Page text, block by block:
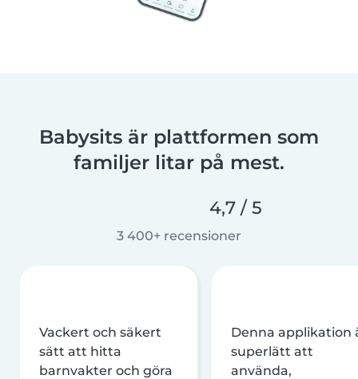
Babysits är plattformen som
familjer litar på mest.
4,7 / 5
3 400+ recensioner
Vackert och säkert
sätt att hitta
barnvakter och göra
Denna applikation
superlätt att
använda,